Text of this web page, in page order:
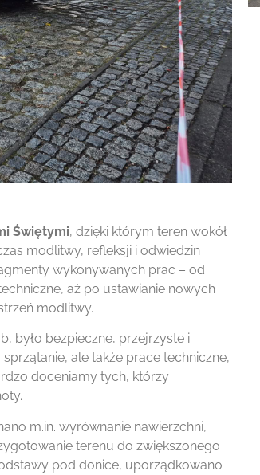
Świętymi, dzięki którym teren wokół
modlitwy, refleksji i odwiedzin
wykonywanych prac – od
aż po ustawianie nowych
modlitwy.
było bezpieczne, przejrzyste i
ale także prace techniczne,
doceniamy tych, którzy
m.in. wyrównanie nawierzchni,
terenu do zwiększonego
pod donice, uporządkowano